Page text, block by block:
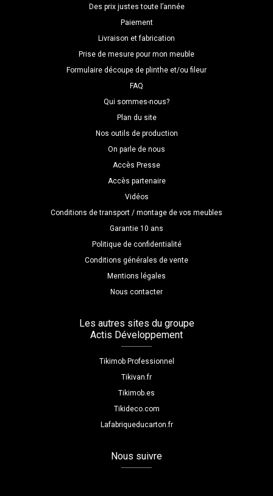
Des prix justes toute l’année
Paiement
Livraison et fabrication
Prise de mesure pour mon meuble
Formulaire découpe de plinthe et/ou fileur
FAQ
Qui sommes-nous?
Plan du site
Nos outils de production
On parle de nous
Accès Presse
Accès partenaire
Vidéos
Conditions de transport / montage de vos meubles
Garantie 10 ans
Politique de confidentialité
Conditions générales de vente
Mentions légales
Nous contacter
Les autres sites du groupe
Actis Développement
Tikimob Professionnel
Tikivan.fr
Tikimob.es
Tikideco.com
Lafabriqueducarton.fr
Nous suivre